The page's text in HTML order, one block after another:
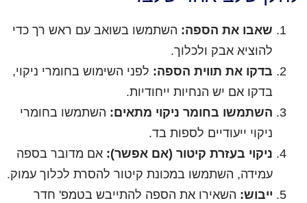
שאבו את הספה: השתמשו בשואב עם ראש רך כדי
להוציא אבק ולכלוך.
בדקו את תווית הספה: לפני השימוש בחומרי ניקוי,
בדקו אם יש הנחיות ייחודיות.
השתמשו בחומר ניקוי מתאים: השתמשו בחומרי
ניקוי ייעודיים לספות בד.
ניקוי בעזרת קיטור (אם אפשר): אם מדובר בספה
עמידה, השתמשו במכונת קיטור להסרת לכלוך עמוק.
ייבוש: השאירו את הספה להתייבש בטמפ' חדר